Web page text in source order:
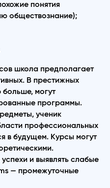
понятия
обществознание);
школа предполагает
В престижных
больше, могут
программы.
ученик
профессиональных
в будущем. Курсы могут
и выявлять слабые
— промежуточные